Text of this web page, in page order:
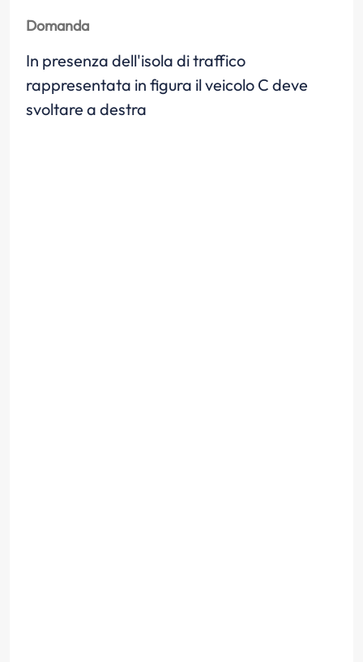
Domanda
In presenza dell'isola di traffico
rappresentata in figura il veicolo C deve
svoltare a destra